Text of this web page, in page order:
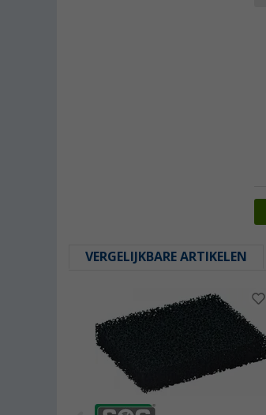
VERGELIJKBARE ARTIKELEN